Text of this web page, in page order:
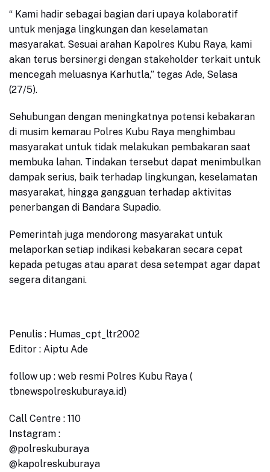
“ Kami hadir sebagai bagian dari upaya kolaboratif
untuk menjaga lingkungan dan keselamatan
masyarakat. Sesuai arahan Kapolres Kubu Raya, kami
akan terus bersinergi dengan stakeholder terkait untuk
mencegah meluasnya Karhutla,” tegas Ade, Selasa
(27/5).
Sehubungan dengan meningkatnya potensi kebakaran
di musim kemarau Polres Kubu Raya menghimbau
masyarakat untuk tidak melakukan pembakaran saat
membuka lahan. Tindakan tersebut dapat menimbulkan
dampak serius, baik terhadap lingkungan, keselamatan
masyarakat, hingga gangguan terhadap aktivitas
penerbangan di Bandara Supadio.
Pemerintah juga mendorong masyarakat untuk
melaporkan setiap indikasi kebakaran secara cepat
kepada petugas atau aparat desa setempat agar dapat
segera ditangani.
Penulis : Humas_cpt_ltr2002
Editor : Aiptu Ade
follow up : web resmi Polres Kubu Raya (
tbnewspolreskuburaya.id)
Call Centre : 110
Instagram :
@polreskuburaya
@kapolreskuburaya